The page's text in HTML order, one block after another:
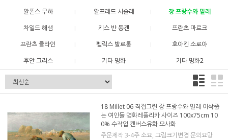
알폰스 무하
알프레드 시슬레
장 프랑수와 밀레
차일드 해샘
키스 반 동겐
프란츠 마르크
프란츠 클라인
펠릭스 발로통
호아킨 소로야
후안 그리스
기타 명화 기타 명화2
18 Millet 06 직접그린 장 프랑수와 밀레 이삭줍
는 여인들 명화레플리카 사이즈 100x75cm 10
0% 수작업 캔버스유화 모사화
주문제작 3-4주 소요, 그림크기변경 문의요망